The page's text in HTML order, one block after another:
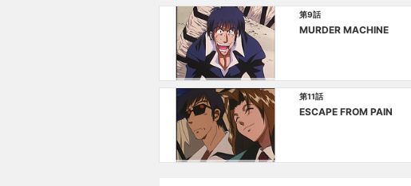
第9話
MURDER MACHINE
第11話
ESCAPE FROM PAIN